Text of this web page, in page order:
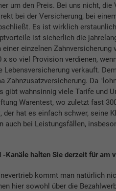
um den Preis. Bei uns nicht,
bei der Versicherung, bei
Es ist wirklich
ist sicherlich die
einzelnen
so viel Provision verdienen,
Lebensversicherung verkauft.
Zahnzusatzversicherung. Da
gibt wahnsinnig viele Tarife und
Warentest, wo zuletzt fast
hat es einfach schwer, seine
auch bei Leistungsfällen,
Kanäle halten Sie derzeit für am
kommt man natürlich
hier sowohl über die